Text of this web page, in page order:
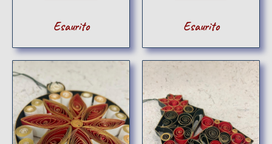
Esaurito Esaurito